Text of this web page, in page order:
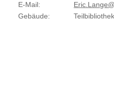
E-Mail:
Gebäude: